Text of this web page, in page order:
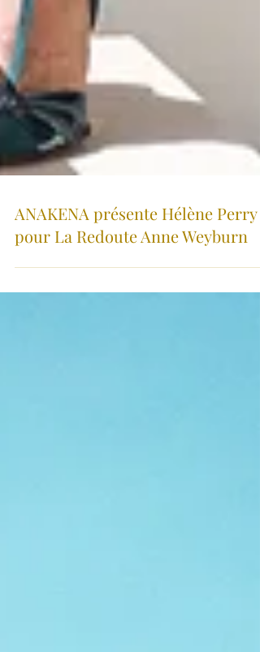
ANAKENA présente Hélène Perry
pour La Redoute Anne Weyburn